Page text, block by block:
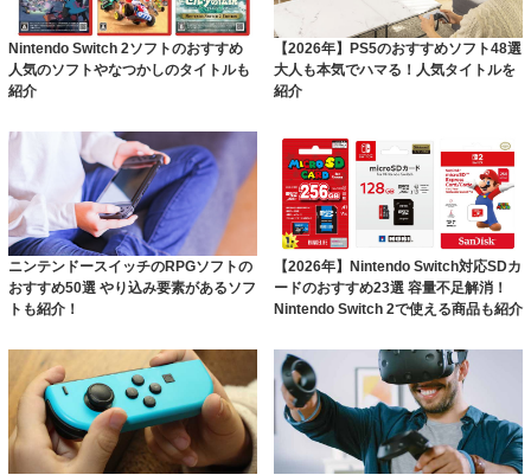
Nintendo Switch 2ソフトのおすすめ
人気のソフトやなつかしのタイトルも
紹介
【2026年】PS5のおすすめソフト48選
大人も本気でハマる！人気タイトルを
紹介
ニンテンドースイッチのRPGソフトの
おすすめ50選 やり込み要素があるソフ
トも紹介！
【2026年】Nintendo Switch対応SDカ
ードのおすすめ23選 容量不足解消！
Nintendo Switch 2で使える商品も紹介